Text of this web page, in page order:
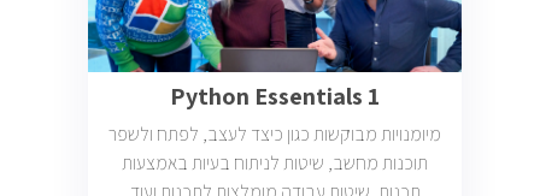
Python Essentials 1
מיומנויות מבוקשות כגון כיצד לעצב, לפתח ולשפר
תוכנות מחשב, שיטות לניתוח בעיות באמצעות